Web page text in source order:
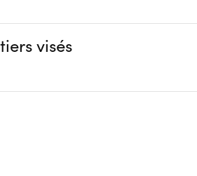
visés